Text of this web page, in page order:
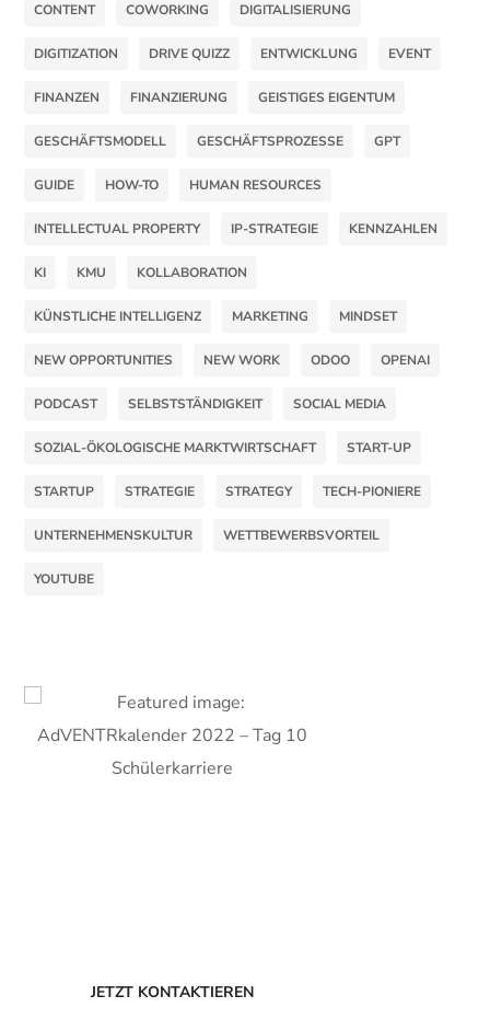
CONTENT COWORKING DIGITALISIERUNG
DIGITIZATION DRIVE QUIZZ ENTWICKLUNG EVENT
FINANZEN FINANZIERUNG GEISTIGES EIGENTUM
GESCHÄFTSMODELL GESCHÄFTSPROZESSE GPT
GUIDE HOW-TO HUMAN RESOURCES
INTELLECTUAL PROPERTY IP-STRATEGIE KENNZAHLEN
KI KMU KOLLABORATION
KÜNSTLICHE INTELLIGENZ MARKETING MINDSET
NEW OPPORTUNITIES NEW WORK ODOO OPENAI
PODCAST SELBSTSTÄNDIGKEIT SOCIAL MEDIA
SOZIAL-ÖKOLOGISCHE MARKTWIRTSCHAFT START-UP
STARTUP STRATEGIE STRATEGY TECH-PIONIERE
UNTERNEHMENSKULTUR WETTBEWERBSVORTEIL
YOUTUBE
JETZT KONTAKTIEREN